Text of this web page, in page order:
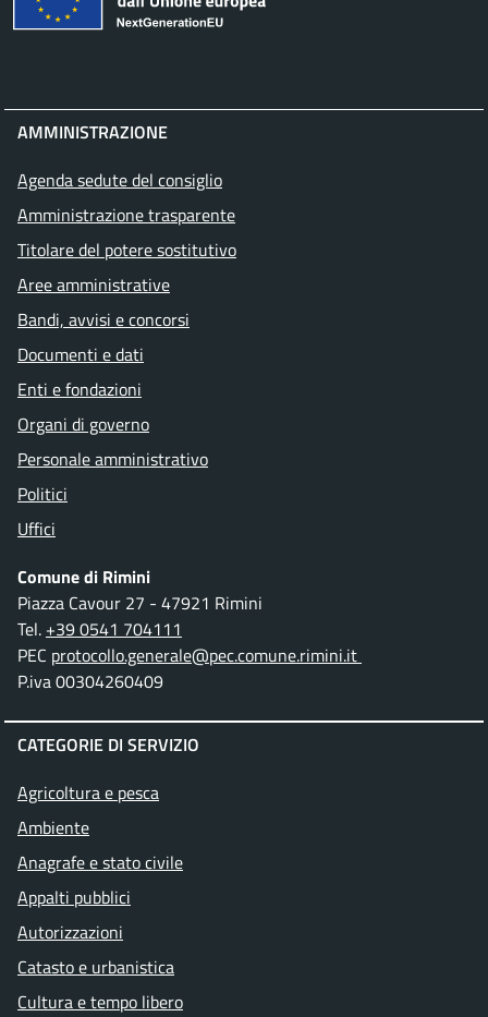
AMMINISTRAZIONE
Agenda sedute del consiglio
Amministrazione trasparente
Titolare del potere sostitutivo
Aree amministrative
Bandi, avvisi e concorsi
Documenti e dati
Enti e fondazioni
Organi di governo
Personale amministrativo
Politici
Uffici
Comune di Rimini
Piazza Cavour 27 - 47921 Rimini
Tel. +39 0541 704111
PEC protocollo.generale@pec.comune.rimini.it
P.iva 00304260409
CATEGORIE DI SERVIZIO
Agricoltura e pesca
Ambiente
Anagrafe e stato civile
Appalti pubblici
Autorizzazioni
Catasto e urbanistica
Cultura e tempo libero